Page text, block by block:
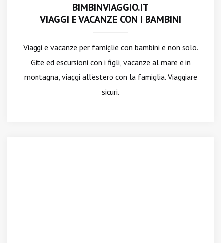
BIMBINVIAGGIO.IT
VIAGGI E VACANZE CON I BAMBINI
Viaggi e vacanze per famiglie con bambini e non solo.
Gite ed escursioni con i figli, vacanze al mare e in
montagna, viaggi all'estero con la famiglia. Viaggiare
sicuri.